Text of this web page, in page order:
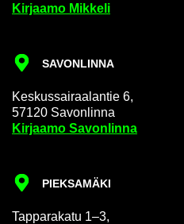
Kir­jaa­mo Mik­ke­li
SA­VON­LIN­NA
Kes­kus­sai­raa­lan­tie 6,
57120 Sa­von­lin­na
Kir­jaa­mo Sa­von­lin­na
PIEK­SA­MÄ­KI
Tap­pa­ra­ka­tu 1–3,